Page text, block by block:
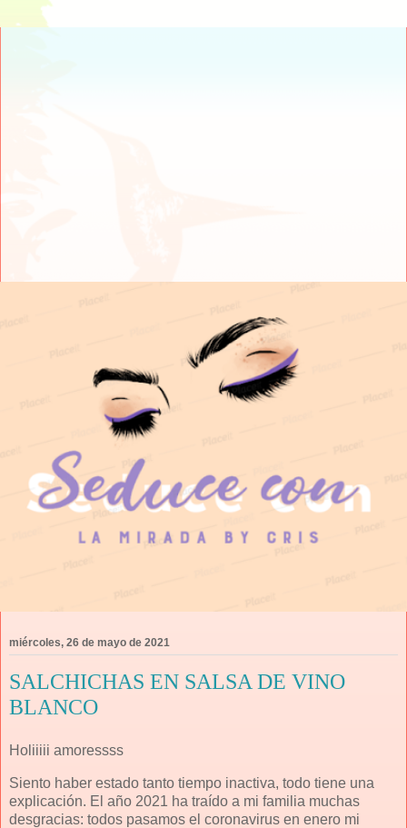
miércoles, 26 de mayo de 2021
SALCHICHAS EN SALSA DE VINO
BLANCO
Holiiiii amoressss
Siento haber estado tanto tiempo inactiva, todo tiene una
explicación. El año 2021 ha traído a mi familia muchas
desgracias: todos pasamos el coronavirus en enero mi